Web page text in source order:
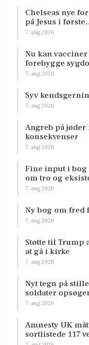
Chelseas nye
på Jesus i
7. aug 2026
Nu kan
forebygge
7. aug 2026
Syv
7. aug 2026
Angreb på
konsekvenser
7. aug 2026
Fine input i bog
om tro og
7. aug 2026
Ny bog om fred
7. aug 2026
Støtte til Trump
at gå i kirke
7. aug 2026
Nyt tegn på
soldater
7. aug 2026
Amnesty UK
sortlistede 117